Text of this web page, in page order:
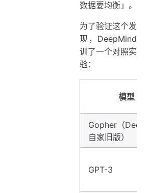
数据要均衡」。
为了验证这个发
现，DeepMind
训了一个对照实
验：
模型
Gopher（
自家旧版）
GPT-3